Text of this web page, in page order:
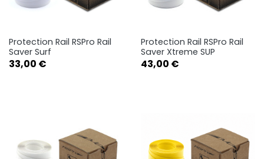
Protection Rail RSPro Rail
Saver Surf
Prix
33,00 €
Protection Rail RSPro Rail
Saver Xtreme SUP
Prix
43,00 €